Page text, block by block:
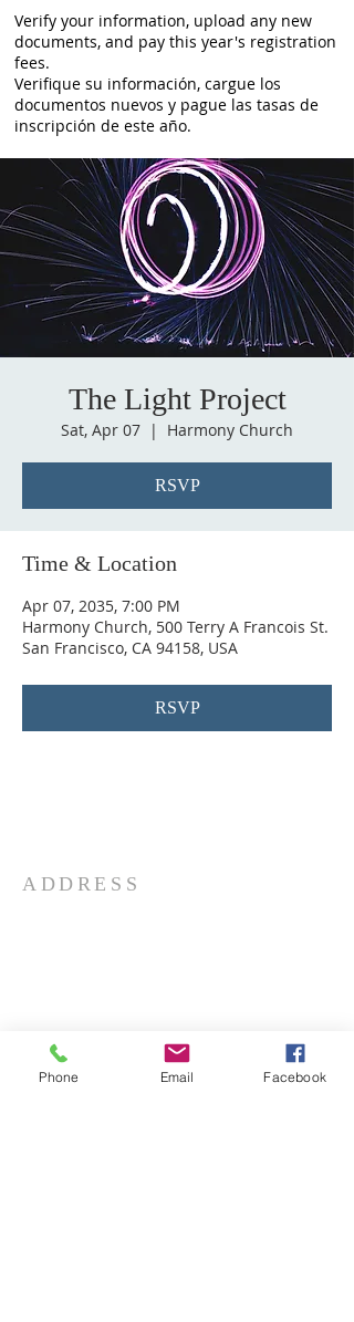
Verify your information, upload any new
documents, and pay this year's registration
fees.
Verifique su información, cargue los
documentos nuevos y pague las tasas de
inscripción de este año.
The Light Project
Sat, Apr 07
  |
Harmony Church
RSVP
Time & Location
Apr 07, 2035, 7:00 PM
Harmony Church, 500 Terry A Francois St.
San Francisco, CA 94158, USA
RSVP
ADDRESS
Phone Email Facebook